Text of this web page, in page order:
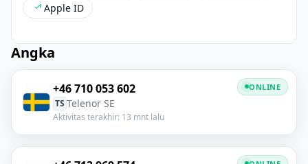
Apple ID
Angka
+46 710 053 602
TS Telenor SE
Aktivitas terakhir: 13 mnt lalu
ONLINE